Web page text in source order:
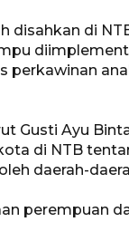
disahkan di
perkawinan
Gusti Ayu
di NTB
daerah-
perempuan